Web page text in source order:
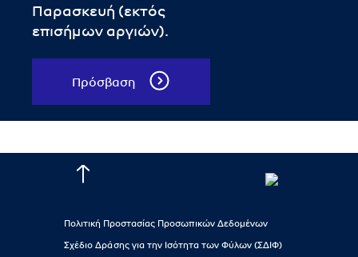
Παρασκευή (εκτός
επισήμων αργιών).
Πρόσβαση
Πολιτική Προστασίας Προσωπικών Δεδομένων
Σχέδιο Δράσης για την Ισότητα των Φύλων (ΣΔΙΦ)